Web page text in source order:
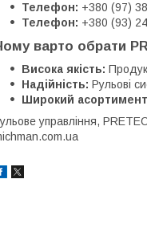
Телефон: +380 (97)
Телефон: +380 (93)
варто обрати
Висока якість:
Надійність: Рульові
Широкий
управління,